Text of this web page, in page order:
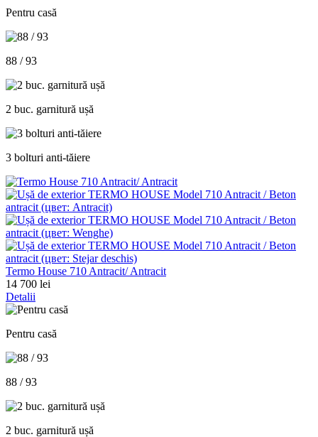
Pentru casă
88 / 93
2 buc. garnitură ușă
3 bolturi anti-tăiere
Termo House 710 Antracit/ Antracit
14 700 lei
Detalii
Pentru casă
88 / 93
2 buc. garnitură ușă